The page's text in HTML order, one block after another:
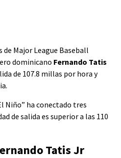
de Major League Baseball
dominicano Fernando Tatis
de 107.8 millas por hora y
Niño” ha conectado tres
de salida es superior a las 110
Tatis Jr